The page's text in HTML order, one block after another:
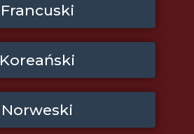
Francuski
Koreański
Norweski